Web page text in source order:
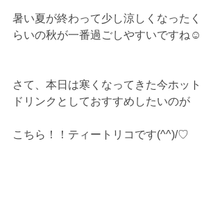
暑い夏が終わって少し涼しくなったく
らいの秋が一番過ごしやすいですね☺
さて、本日は寒くなってきた今ホット
ドリンクとしておすすめしたいのが
こちら！！ティートリコです(^^)/♡